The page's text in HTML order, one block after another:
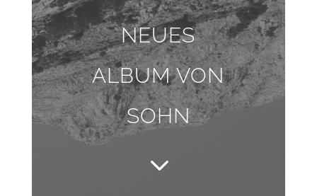
NEUES
ALBUM VON
SOHN
3